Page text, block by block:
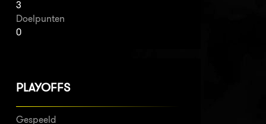
3
Doelpunten
0
PLAYOFFS
Gespeeld